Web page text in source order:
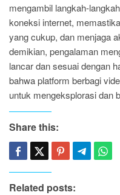
mengambil langkah-
koneksi internet,
yang cukup, dan menjaga
demikian, pengalaman
lancar dan sesuai dengan
bahwa platform berbagi
untuk mengeksplorasi dan
Share this:
Related posts: